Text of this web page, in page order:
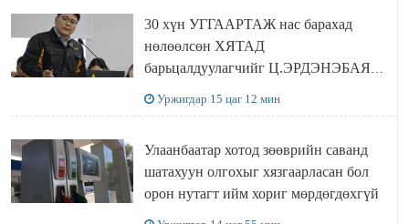
30 хүн УГГААРТАЖ нас барахад
нөлөөлсөн ХЯТАД
барьцалдуулагчийг Ц.ЭРДЭНЭБАЯР
Уржигдар 15 цаг 12 мин
Улаанбаатар хотод зөөврийн саванд
шатахуун олгохыг хязгаарласан бол
орон нутагт ийм хориг мөрдөгдөхгүй